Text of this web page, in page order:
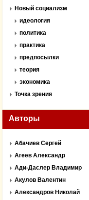
Новый социализм
идеология
политика
практика
предпосылки
теория
экономика
Точка зрения
Авторы
Абачиев Сергей
Агеев Александр
Ади-Даслер Владимир
Акулов Валентин
Александров Николай